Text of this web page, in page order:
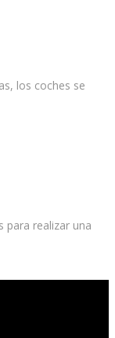
los coches se
para realizar una